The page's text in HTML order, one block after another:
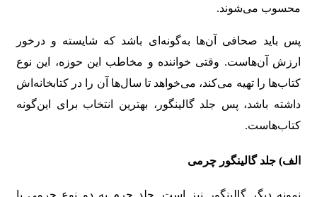
محسوب می‌شوند.
پس باید صحافی آن‌ها به‌گونه‌ای باشد که شایسته و درخور
ارزش آن‌هاست. وقتی خواننده و مخاطب این حوزه، این نوع
کتاب‌ها را تهیه می‌کند، می‌خواهد تا سال‌ها آن را در کتابخانه‌اش
داشته باشد، پس جلد گالینگور، بهترین انتخاب برای این‌گونه
کتاب‌هاست.
الف) جلد گالینگور چرمی